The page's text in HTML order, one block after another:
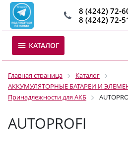
8 (4242) 72-
8 (4242) 72-
КАТАЛОГ
Главная страница
Каталог
АККУМУЛЯТОРНЫЕ БАТАРЕИ И
Принадлежности для АКБ
AUTOPROFI